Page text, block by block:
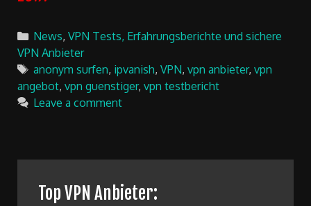
Categories
News, VPN Tests, Erfahrungsberichte und sichere
VPN Anbieter
Tags
anonym surfen, ipvanish, VPN, vpn anbieter, vpn
angebot, vpn guenstiger, vpn testbericht
Leave a comment
Top VPN Anbieter: